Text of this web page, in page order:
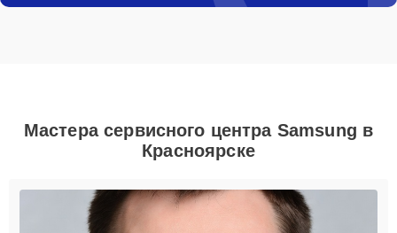
Мастера сервисного центра Samsung в
Красноярске